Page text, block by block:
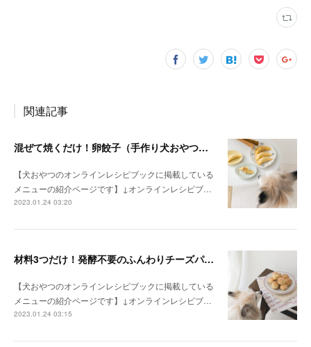
関連記事
混ぜて焼くだけ！卵餃子（手作り犬おやつレシピ）
【犬おやつのオンラインレシピブックに掲載している
メニューの紹介ページです】↓オンラインレシピブ…
2023.01.24 03:20
材料3つだけ！発酵不要のふんわりチーズパン（手作り犬おやつレシピ）
【犬おやつのオンラインレシピブックに掲載している
メニューの紹介ページです】↓オンラインレシピブ…
2023.01.24 03:15